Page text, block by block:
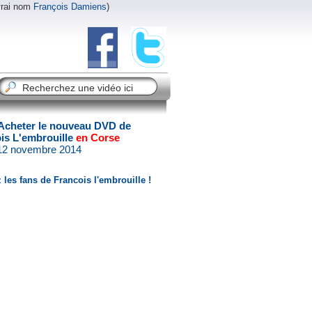
nom François Damiens)
le nouveau DVD de
L'embrouille en Corse
novembre 2014
les fans de Francois l'embrouille !